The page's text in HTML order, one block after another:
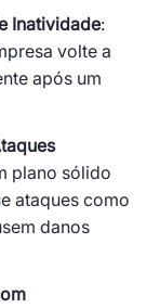
Inatividade:
volte a
após um
plano sólido
ataques como
danos